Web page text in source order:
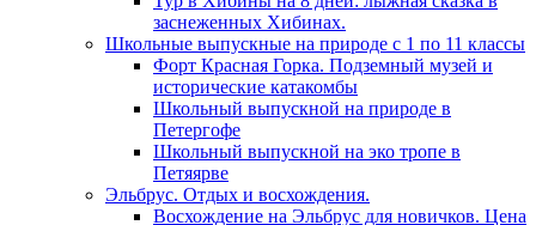
заснеженных Хибинах.
Школьные выпускные на природе с 1 по 11 классы
Форт Красная Горка. Подземный музей и
исторические катакомбы
Школьный выпускной на природе в
Петергофе
Школьный выпускной на эко тропе в
Петяярве
Эльбрус. Отдых и восхождения.
Восхождение на Эльбрус для новичков. Цена